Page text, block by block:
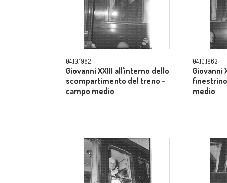
04.10.1962
Giovanni XXIII all'interno dello
scompartimento del treno -
campo medio
04.10.1962
Giovanni
medio